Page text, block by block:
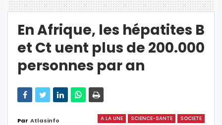
En Afrique, les hépatites B
et Ct uent plus de 200.000
personnes par an
A LA UNE SCIENCE-SANTE SOCIETE
Par Atlasinfo